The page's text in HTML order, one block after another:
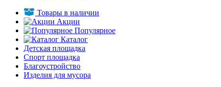
Товары в наличии
Акции
Популярное
Каталог
Детская площадка
Спорт площадка
Благоустройство
Изделия для мусора